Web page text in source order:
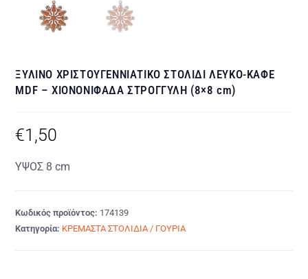
ΞΥΛΙΝΟ ΧΡΙΣΤΟΥΓΕΝΝΙΑΤΙΚΟ ΣΤΟΛΙΔΙ ΛΕΥΚΟ-ΚΑΦΕ
MDF – ΧΙΟΝΟΝΙΦΑΔΑ ΣΤΡΟΓΓΥΛΗ (8×8 cm)
€1,50
ΥΨΟΣ 8 cm
Κωδικός προϊόντος: 174139
Κατηγορία: ΚΡΕΜΑΣΤΑ ΣΤΟΛΙΔΙΑ / ΓΟΥΡΙΑ